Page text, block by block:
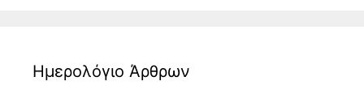
Ημερολόγιο Άρθρων